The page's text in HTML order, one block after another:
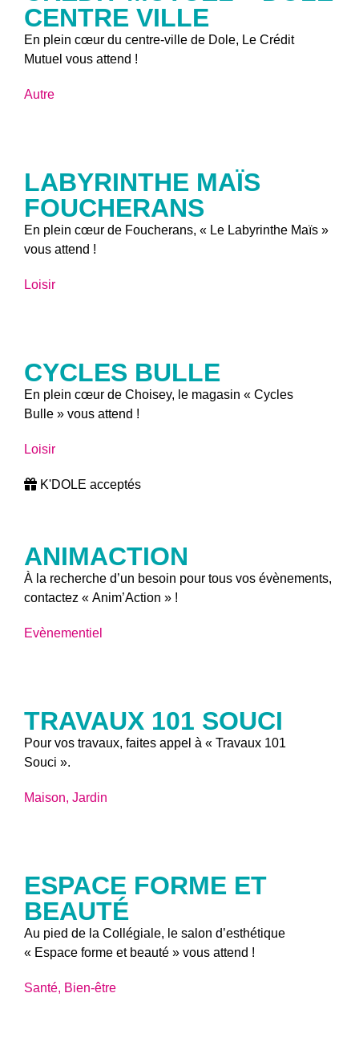
CENTRE VILLE
En plein cœur du centre-ville de Dole, Le Crédit
Mutuel vous attend !
Autre
LABYRINTHE MAÏS
FOUCHERANS
En plein cœur de Foucherans, « Le Labyrinthe Maïs »
vous attend !
Loisir
CYCLES BULLE
En plein cœur de Choisey, le magasin « Cycles
Bulle » vous attend !
Loisir
K'DOLE acceptés
ANIMACTION
À la recherche d’un besoin pour tous vos évènements,
contactez « Anim’Action » !
Evènementiel
TRAVAUX 101 SOUCI
Pour vos travaux, faites appel à « Travaux 101
Souci ».
Maison, Jardin
ESPACE FORME ET
BEAUTÉ
Au pied de la Collégiale, le salon d’esthétique
« Espace forme et beauté » vous attend !
Santé, Bien-être